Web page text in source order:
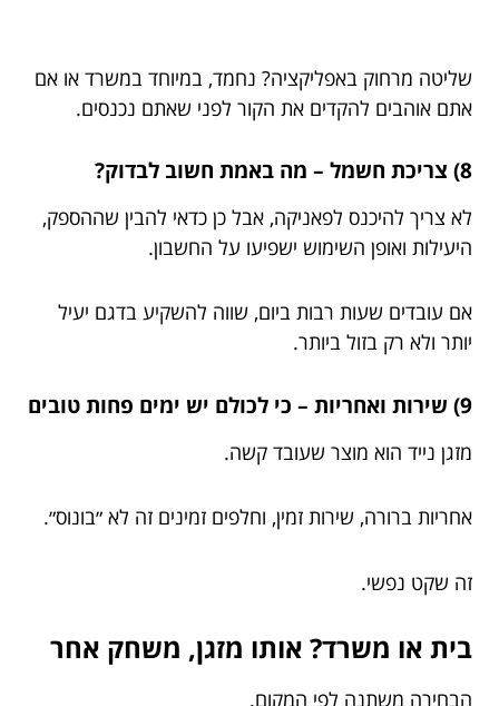
שליטה מרחוק באפליקציה? נחמד, במיוחד במשרד או אם
אתם אוהבים להקדים את הקור לפני שאתם נכנסים.
8) צריכת חשמל – מה באמת חשוב לבדוק?
לא צריך להיכנס לפאניקה, אבל כן כדאי להבין שההספק,
היעילות ואופן השימוש ישפיעו על החשבון.
אם עובדים שעות רבות ביום, שווה להשקיע בדגם יעיל
יותר ולא רק בזול ביותר.
9) שירות ואחריות – כי לכולם יש ימים פחות טובים
מזגן נייד הוא מוצר שעובד קשה.
אחריות ברורה, שירות זמין, וחלפים זמינים זה לא ״בונוס״.
זה שקט נפשי.
בית או משרד? אותו מזגן, משחק אחר
הבחירה משתנה לפי המקום.